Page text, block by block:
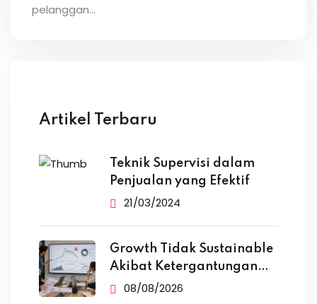
pelanggan…
Artikel Terbaru
Teknik Supervisi dalam
Penjualan yang Efektif
21/03/2024
Growth Tidak Sustainable
Akibat Ketergantungan
Iklan
08/08/2026